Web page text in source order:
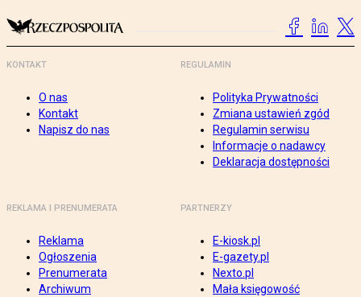
KONTAKT
O nas
Kontakt
Napisz do nas
REGULAMIN
Polityka Prywatności
Zmiana ustawień zgód
Regulamin serwisu
Informacje o nadawcy
Deklaracja dostępności
REKLAMA I PRENUMERATA
Reklama
Ogłoszenia
Prenumerata
Archiwum
PARTNERZY
E-kiosk.pl
E-gazety.pl
Nexto.pl
Mała księgowość